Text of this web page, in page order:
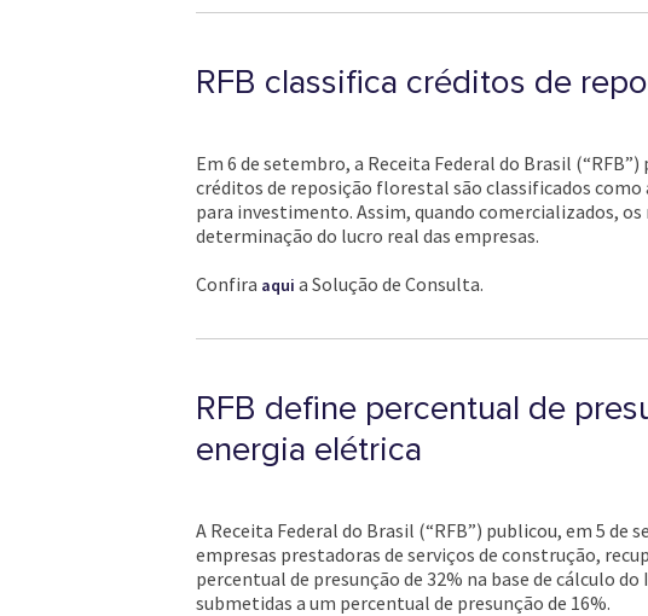
RFB classifica créditos de
Em 6 de setembro, a Receita Federal do Brasil
créditos de reposição florestal são classificados
para investimento. Assim, quando comercializados,
determinação do lucro real das empresas.
Confira aqui a Solução de Consulta.
RFB define percentual de
energia elétrica
A Receita Federal do Brasil (“RFB”) publicou, em 5 de
empresas prestadoras de serviços de construção,
percentual de presunção de 32% na base de cálculo
submetidas a um percentual de presunção de 16%.